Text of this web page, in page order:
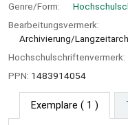
Genre/Form:
Bearbeitungsvermerk:
Archivierung/
Hochschulschriftenvermerk:
PPN: 1483914054
Exemplare ( 1 )